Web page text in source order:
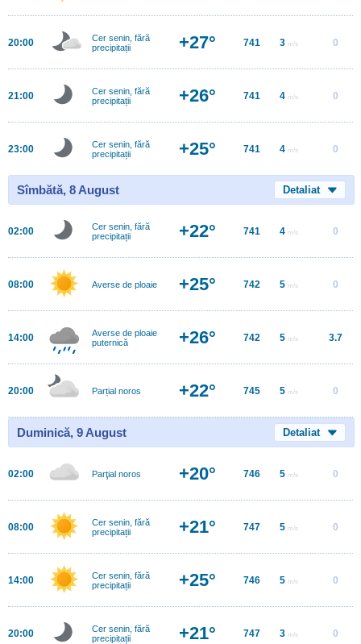
20:00
Cer senin, fără
precipitații
+27° 741 3 m/s 0
21:00
Cer senin, fără
precipitații
+26° 741 4 m/s 0
23:00
Cer senin, fără
precipitații
+25° 741 4 m/s 0
Sîmbătă, 8 August Detaliat
02:00
Cer senin, fără
precipitații
+22° 741 4 m/s 0
08:00 Averse de ploaie +25° 742 5 m/s 0
14:00
Averse de ploaie
puternică
+26° 742 5 m/s 3.7
20:00 Parțial noros +22° 745 5 m/s 0
Duminică, 9 August Detaliat
02:00 Parţial noros +20° 746 5 m/s 0
08:00
Cer senin, fără
precipitații
+21° 747 5 m/s 0
14:00
Cer senin, fără
precipitații
+25° 746 5 m/s 0
20:00
Cer senin, fără
precipitații
+21° 747 3 m/s 0